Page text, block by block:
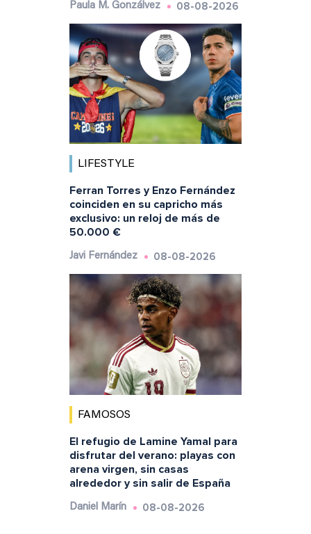
Paula M. Gonzálvez 08-08-2026
LIFESTYLE
Ferran Torres y Enzo Fernández
coinciden en su capricho más
exclusivo: un reloj de más de
50.000 €
Javi Fernández 08-08-2026
FAMOSOS
El refugio de Lamine Yamal para
disfrutar del verano: playas con
arena virgen, sin casas
alrededor y sin salir de España
Daniel Marín 08-08-2026